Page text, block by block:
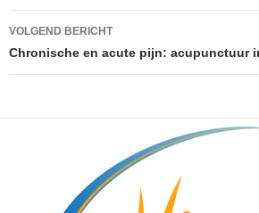
VOLGEND BERICHT
Chronische en acute pijn: acupunctuur